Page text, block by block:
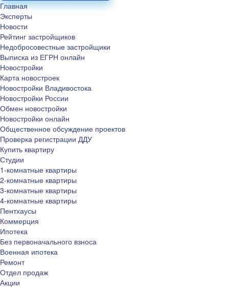
Главная
Эксперты
Новости
Рейтинг застройщиков
Недобросовестные застройщики
Выписка из ЕГРН онлайн
Новостройки
Карта новостроек
Новостройки Владивостока
Новостройки России
Обмен новостройки
Новостройки онлайн
Общественное обсуждение проектов
Проверка регистрации ДДУ
Купить квартиру
Студии
1-комнатные квартиры
2-комнатные квартиры
3-комнатные квартиры
4-комнатные квартиры
Пентхаусы
Коммерция
Ипотека
Без первоначального взноса
Военная ипотека
Ремонт
Отдел продаж
Акции